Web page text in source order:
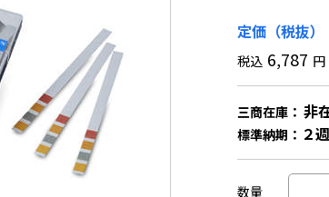
定価（税抜）
税込 6,787 円
三商在庫： 非
標準納期： ２
数量